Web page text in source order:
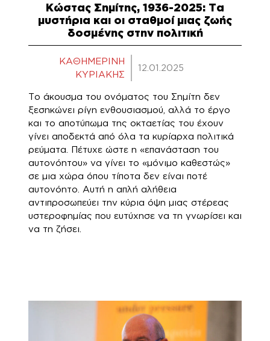
Κώστας Σημίτης, 1936-2025: Τα
μυστήρια και οι σταθμοί μιας ζωής
δοσμένης στην πολιτική
ΚΑΘΗΜΕΡΙΝΗ
ΚΥΡΙΑΚΗΣ
12.01.2025
Το άκουσμα του ονόματος του Σημίτη δεν
ξεσηκώνει ρίγη ενθουσιασμού, αλλά το έργο
και το αποτύπωμα της οκταετίας του έχουν
γίνει αποδεκτά από όλα τα κυρίαρχα πολιτικά
ρεύματα. Πέτυχε ώστε η «επανάσταση του
αυτονόητου» να γίνει το «μόνιμο καθεστώς»
σε μια χώρα όπου τίποτα δεν είναι ποτέ
αυτονόητο. Αυτή η απλή αλήθεια
αντιπροσωπεύει την κύρια όψη μιας στέρεας
υστεροφημίας που ευτύχησε να τη γνωρίσει και
να τη ζήσει.